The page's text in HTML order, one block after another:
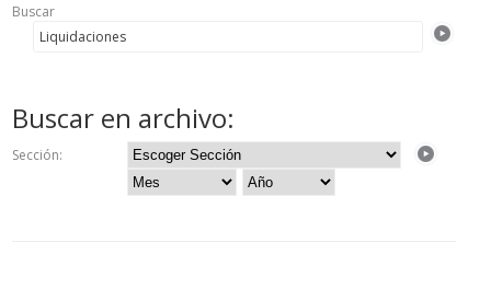
Buscar
Buscar en archivo:
Sección: